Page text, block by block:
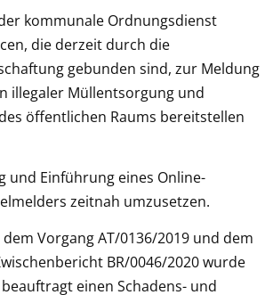
kommunale Ordnungsdienst
die derzeit durch die
gebunden sind, zur Meldung
illegaler Müllentsorgung und
öffentlichen Raums bereitstellen
und Einführung eines Online-
zeitnah umzusetzen.
Vorgang AT/0136/2019 und dem
BR/0046/2020 wurde
einen Schadens- und